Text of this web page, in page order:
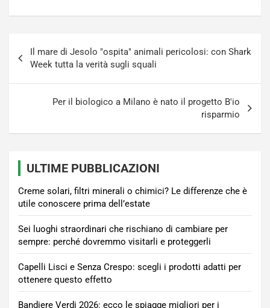
articoli
Il mare di Jesolo "ospita" animali pericolosi: con Shark
Week tutta la verità sugli squali
Per il biologico a Milano è nato il progetto B'io
risparmio
ULTIME PUBBLICAZIONI
Creme solari, filtri minerali o chimici? Le differenze che è
utile conoscere prima dell’estate
Sei luoghi straordinari che rischiano di cambiare per
sempre: perché dovremmo visitarli e proteggerli
Capelli Lisci e Senza Crespo: scegli i prodotti adatti per
ottenere questo effetto
Bandiere Verdi 2026: ecco le spiagge migliori per i